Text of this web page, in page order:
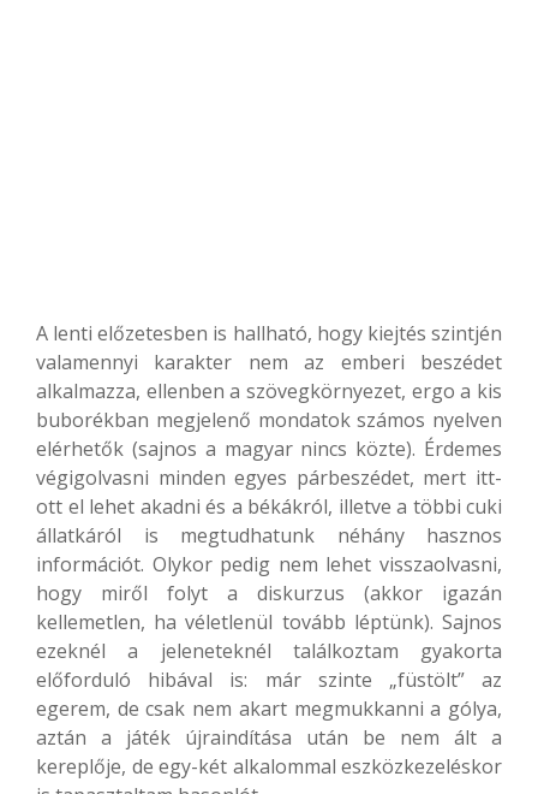
A lenti előzetesben is hallható, hogy kiejtés szintjén
valamennyi karakter nem az emberi beszédet
alkalmazza, ellenben a szövegkörnyezet, ergo a kis
buborékban megjelenő mondatok számos nyelven
elérhetők (sajnos a magyar nincs közte). Érdemes
végigolvasni minden egyes párbeszédet, mert itt-
ott el lehet akadni és a békákról, illetve a többi cuki
állatkáról is megtudhatunk néhány hasznos
információt. Olykor pedig nem lehet visszaolvasni,
hogy miről folyt a diskurzus (akkor igazán
kellemetlen, ha véletlenül tovább léptünk). Sajnos
ezeknél a jeleneteknél találkoztam gyakorta
előforduló hibával is: már szinte „füstölt” az
egerem, de csak nem akart megmukkanni a gólya,
aztán a játék újraindítása után be nem ált a
kereplője, de egy-két alkalommal eszközkezeléskor